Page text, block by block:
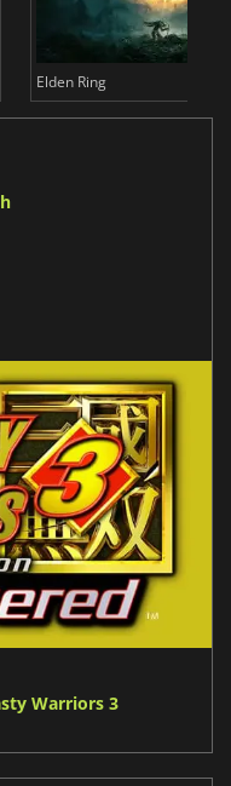
Elden Ring
Warriors 3